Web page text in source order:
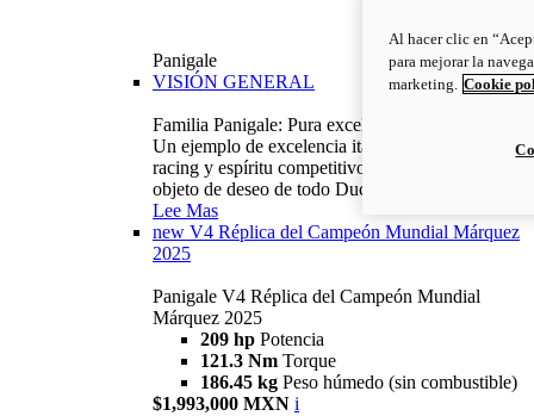
Panigale
VISIÓN GENERAL
Familia Panigale: Pura excelencia italiana.
Un ejemplo de excelencia italiana, con ADN
racing y espíritu competitivo: la Panigale es el
objeto de deseo de todo Ducatista.
Lee Mas
new V4 Réplica del Campeón Mundial Márquez
2025
Panigale V4 Réplica del Campeón Mundial
Márquez 2025
209 hp Potencia
121.3 Nm Torque
186.45 kg Peso húmedo (sin combustible)
$1,993,000 MXN i
Al hacer clic en
para mejorar la
marketing. Cookie